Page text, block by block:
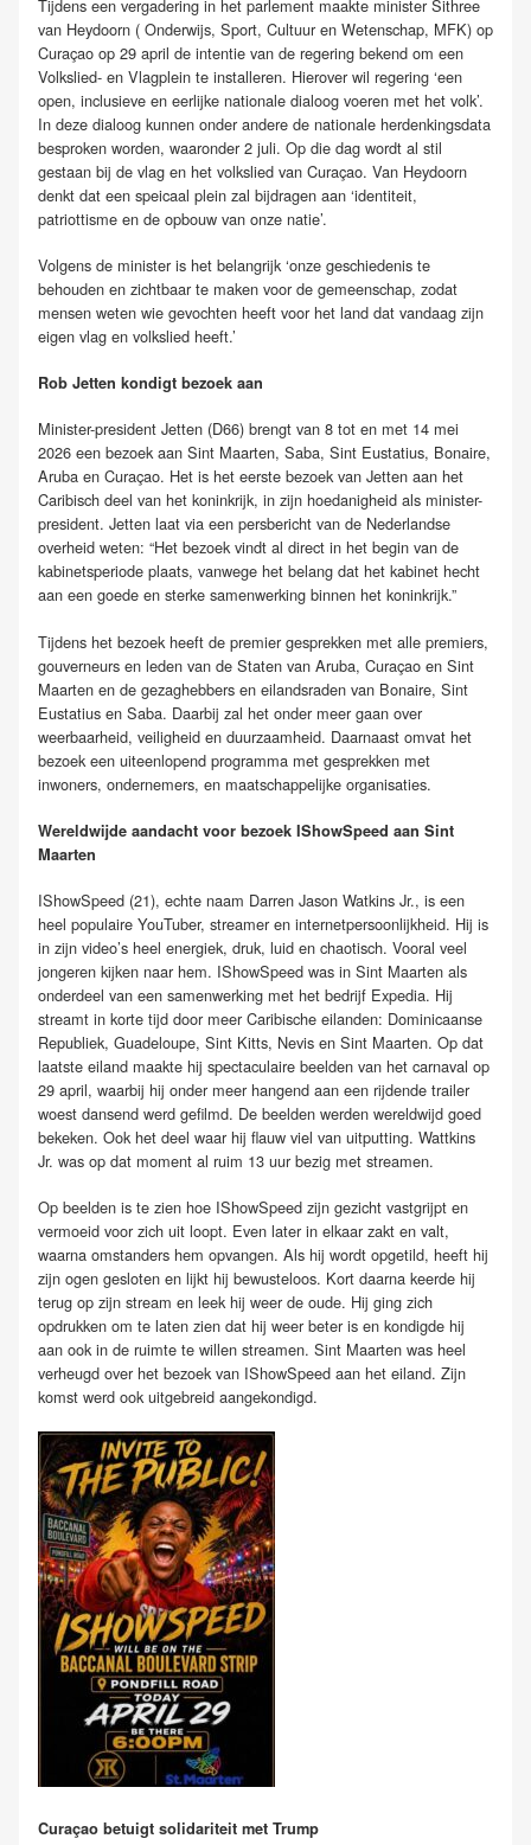
Tijdens een vergadering in het parlement maakte minister Sithree
van Heydoorn ( Onderwijs, Sport, Cultuur en Wetenschap, MFK) op
Curaçao op 29 april de intentie van de regering bekend om een
Volkslied- en Vlagplein te installeren. Hierover wil regering ‘een
open, inclusieve en eerlijke nationale dialoog voeren met het volk’.
In deze dialoog kunnen onder andere de nationale herdenkingsdata
besproken worden, waaronder 2 juli. Op die dag wordt al stil
gestaan bij de vlag en het volkslied van Curaçao. Van Heydoorn
denkt dat een speicaal plein zal bijdragen aan ‘identiteit,
patriottisme en de opbouw van onze natie’.
Volgens de minister is het belangrijk ‘onze geschiedenis te
behouden en zichtbaar te maken voor de gemeenschap, zodat
mensen weten wie gevochten heeft voor het land dat vandaag zijn
eigen vlag en volkslied heeft.’
Rob Jetten kondigt bezoek aan
Minister-president Jetten (D66) brengt van 8 tot en met 14 mei
2026 een bezoek aan Sint Maarten, Saba, Sint Eustatius, Bonaire,
Aruba en Curaçao. Het is het eerste bezoek van Jetten aan het
Caribisch deel van het koninkrijk, in zijn hoedanigheid als minister-
president. Jetten laat via een persbericht van de Nederlandse
overheid weten: “Het bezoek vindt al direct in het begin van de
kabinetsperiode plaats, vanwege het belang dat het kabinet hecht
aan een goede en sterke samenwerking binnen het koninkrijk.”
Tijdens het bezoek heeft de premier gesprekken met alle premiers,
gouverneurs en leden van de Staten van Aruba, Curaçao en Sint
Maarten en de gezaghebbers en eilandsraden van Bonaire, Sint
Eustatius en Saba. Daarbij zal het onder meer gaan over
weerbaarheid, veiligheid en duurzaamheid. Daarnaast omvat het
bezoek een uiteenlopend programma met gesprekken met
inwoners, ondernemers, en maatschappelijke organisaties.
Wereldwijde aandacht voor bezoek IShowSpeed aan Sint
Maarten
IShowSpeed (21), echte naam Darren Jason Watkins Jr., is een
heel populaire YouTuber, streamer en internetpersoonlijkheid. Hij is
in zijn video’s heel energiek, druk, luid en chaotisch. Vooral veel
jongeren kijken naar hem. IShowSpeed was in Sint Maarten als
onderdeel van een samenwerking met het bedrijf Expedia. Hij
streamt in korte tijd door meer Caribische eilanden: Dominicaanse
Republiek, Guadeloupe, Sint Kitts, Nevis en Sint Maarten. Op dat
laatste eiland maakte hij spectaculaire beelden van het carnaval op
29 april, waarbij hij onder meer hangend aan een rijdende trailer
woest dansend werd gefilmd. De beelden werden wereldwijd goed
bekeken. Ook het deel waar hij flauw viel van uitputting. Wattkins
Jr. was op dat moment al ruim 13 uur bezig met streamen.
Op beelden is te zien hoe IShowSpeed zijn gezicht vastgrijpt en
vermoeid voor zich uit loopt. Even later in elkaar zakt en valt,
waarna omstanders hem opvangen. Als hij wordt opgetild, heeft hij
zijn ogen gesloten en lijkt hij bewusteloos. Kort daarna keerde hij
terug op zijn stream en leek hij weer de oude. Hij ging zich
opdrukken om te laten zien dat hij weer beter is en kondigde hij
aan ook in de ruimte te willen streamen. Sint Maarten was heel
verheugd over het bezoek van IShowSpeed aan het eiland. Zijn
komst werd ook uitgebreid aangekondigd.
Curaçao betuigt solidariteit met Trump